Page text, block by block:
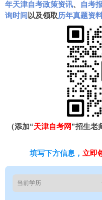
年天津自考政策资讯、 自考
询时间 以及领取历年真题资
（添加“天津自考网”招生老
填写下方信息， 立即